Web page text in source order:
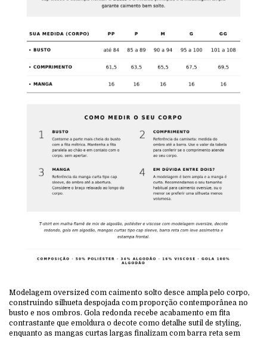
Modelagem oversized com caimento solto desce ampla pelo corpo,
construindo silhueta despojada com proporção contemporânea no
busto e nos ombros. Gola redonda recebe acabamento em fita
contrastante que emoldura o decote como detalhe sutil de styling,
enquanto as mangas curtas largas finalizam com barra reta sem